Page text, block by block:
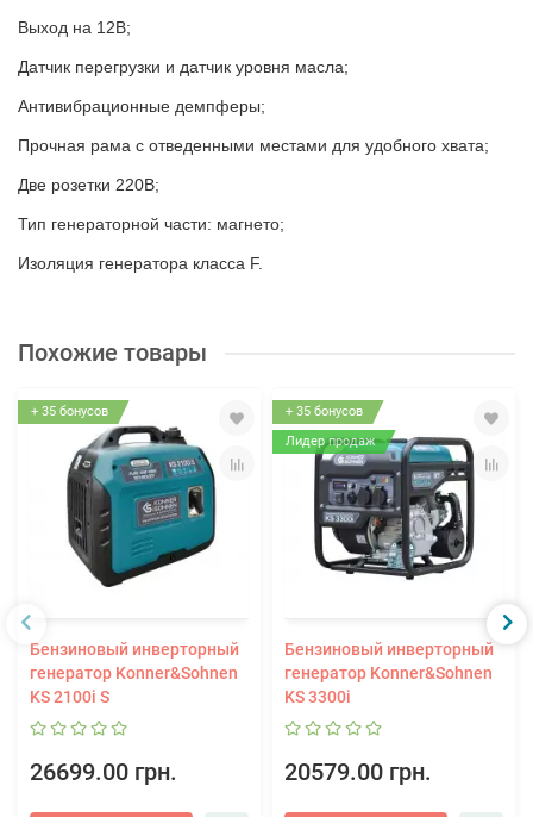
Выход на 12В;
Датчик перегрузки и датчик уровня масла;
Антивибрационные демпферы;
Прочная рама с отведенными местами для удобного хвата;
Две розетки 220В;
Тип генераторной части: магнето;
Изоляция генератора класса F.
Похожие товары
+ 35 бонусов
Бензиновый инверторный
генератор Konner&Sohnen
KS 2100i S
26699.00 грн.
+ 35 бонусов
Лидер продаж
Бензиновый инверторный
генератор Konner&Sohnen
KS 3300i
20579.00 грн.